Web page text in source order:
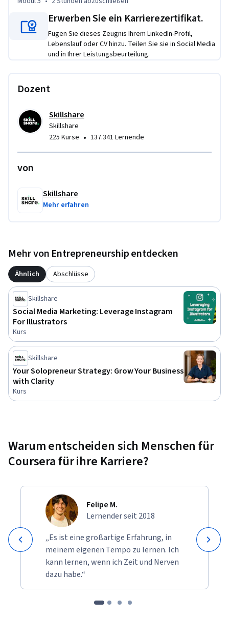
* Set achievable income goals
* Build a simple online presence
* Understand how to scale from small gigs to long-term
commitment.
Erwerben Sie ein Karrierezertifikat.
Fügen Sie dieses Zeugnis Ihrem LinkedIn-Profil,
Lebenslauf oder CV hinzu. Teilen Sie sie in Social Media
und in Ihrer Leistungsbeurteilung.
Dozent
Skillshare
Skillshare
225 Kurse • 137.341 Lernende
von
Skillshare
Mehr erfahren
Mehr von Entrepreneurship entdecken
Ähnlich Abschlüsse
Skillshare
Social Media Marketing: Leverage Instagram
For Illustrators
Kurs
Skillshare
Your Solopreneur Strategy: Grow Your Business
with Clarity
Kurs
Warum entscheiden sich Menschen für
Coursera für ihre Karriere?
Felipe M.
Lernender seit 2018
„Es ist eine großartige Erfahrung, in
meinem eigenen Tempo zu lernen. Ich
kann lernen, wenn ich Zeit und Nerven
dazu habe.“